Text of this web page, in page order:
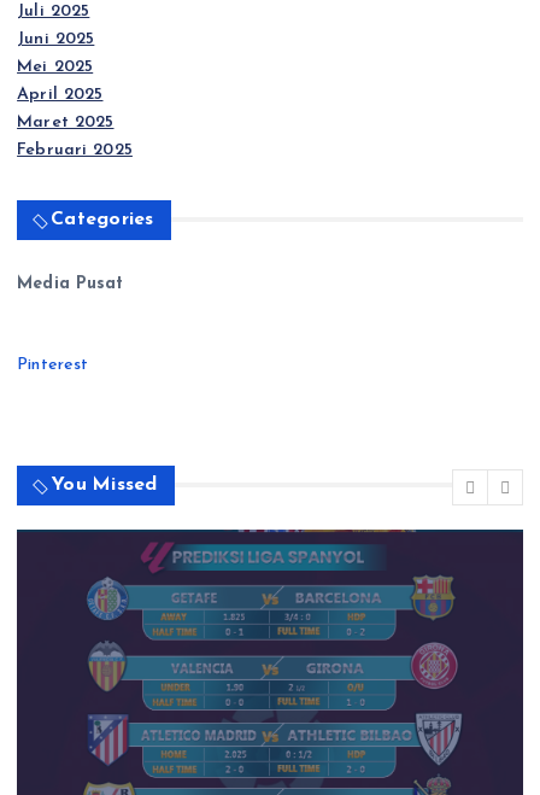
Juli 2025
Juni 2025
Mei 2025
April 2025
Maret 2025
Februari 2025
Categories
Media Pusat
Pinterest
You Missed